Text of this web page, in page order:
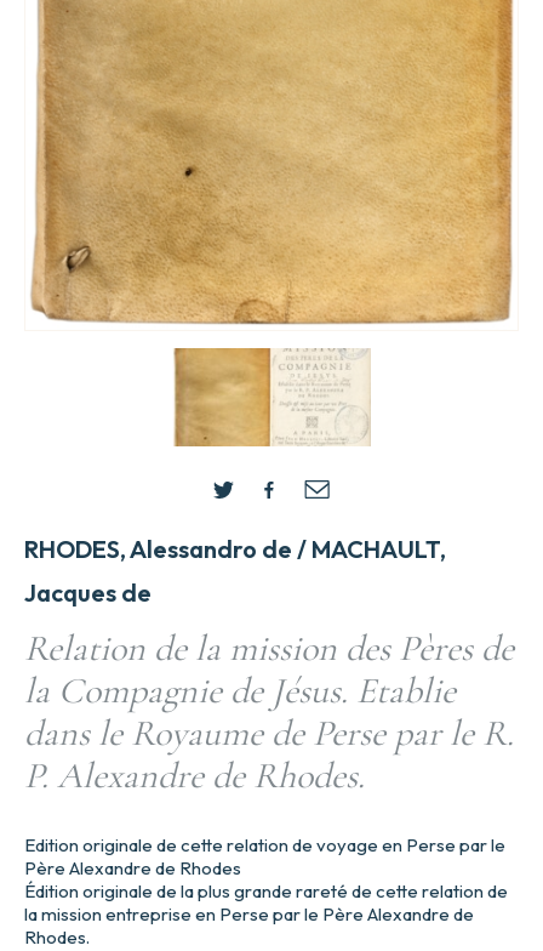
RHODES, Alessandro de / MACHAULT,
Jacques de
Relation de la mission des Pères de
la Compagnie de Jésus. Etablie
dans le Royaume de Perse par le R.
P. Alexandre de Rhodes.
Edition originale de cette relation de voyage en Perse par le
Père Alexandre de Rhodes
Édition originale de la plus grande rareté de cette relation de
la mission entreprise en Perse par le Père Alexandre de
Rhodes.